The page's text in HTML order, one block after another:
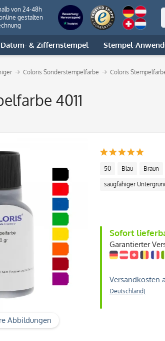
von 24-48h
gestalten
Datum- & Ziffernstempel Stempel-
Coloris Sonderstempelfarbe Coloris
4011
Abbildungen
50 Blau Braun
saugfähiger
Sofort
Garantierter
Versandkosten
Deutschland)